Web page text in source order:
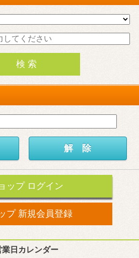
ップ ログイン
プ 新規会員登録
業日カレンダー